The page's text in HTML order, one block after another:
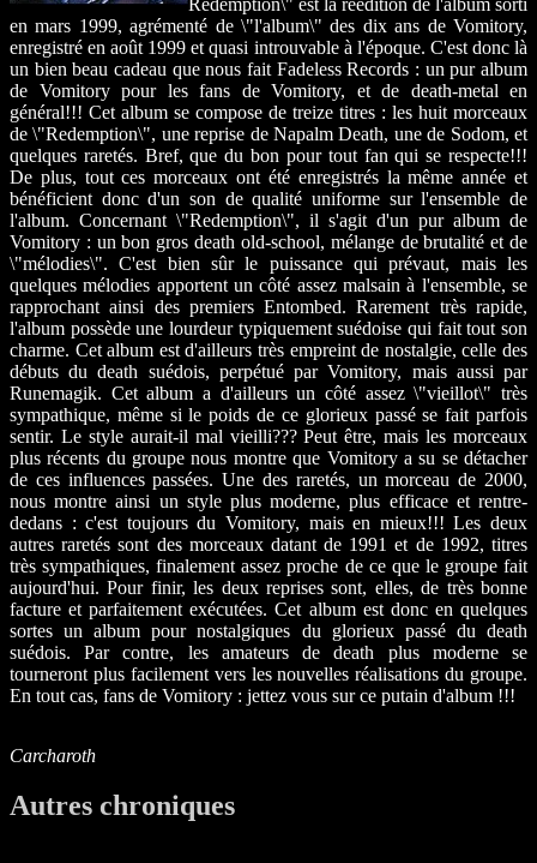
en mars 1999, agrémenté de \"l'album\" des dix ans de Vomitory,
enregistré en août 1999 et quasi introuvable à l'époque. C'est donc là
un bien beau cadeau que nous fait Fadeless Records : un pur album
de Vomitory pour les fans de Vomitory, et de death-metal en
général!!! Cet album se compose de treize titres : les huit morceaux
de \"Redemption\", une reprise de Napalm Death, une de Sodom, et
quelques raretés. Bref, que du bon pour tout fan qui se respecte!!!
De plus, tout ces morceaux ont été enregistrés la même année et
bénéficient donc d'un son de qualité uniforme sur l'ensemble de
l'album. Concernant \"Redemption\", il s'agit d'un pur album de
Vomitory : un bon gros death old-school, mélange de brutalité et de
\"mélodies\". C'est bien sûr le puissance qui prévaut, mais les
quelques mélodies apportent un côté assez malsain à l'ensemble, se
rapprochant ainsi des premiers Entombed. Rarement très rapide,
l'album possède une lourdeur typiquement suédoise qui fait tout son
charme. Cet album est d'ailleurs très empreint de nostalgie, celle des
débuts du death suédois, perpétué par Vomitory, mais aussi par
Runemagik. Cet album a d'ailleurs un côté assez \"vieillot\" très
sympathique, même si le poids de ce glorieux passé se fait parfois
sentir. Le style aurait-il mal vieilli??? Peut être, mais les morceaux
plus récents du groupe nous montre que Vomitory a su se détacher
de ces influences passées. Une des raretés, un morceau de 2000,
nous montre ainsi un style plus moderne, plus efficace et rentre-
dedans : c'est toujours du Vomitory, mais en mieux!!! Les deux
autres raretés sont des morceaux datant de 1991 et de 1992, titres
très sympathiques, finalement assez proche de ce que le groupe fait
aujourd'hui. Pour finir, les deux reprises sont, elles, de très bonne
facture et parfaitement exécutées. Cet album est donc en quelques
sortes un album pour nostalgiques du glorieux passé du death
suédois. Par contre, les amateurs de death plus moderne se
tourneront plus facilement vers les nouvelles réalisations du groupe.
En tout cas, fans de Vomitory : jettez vous sur ce putain d'album !!!
Carcharoth
Autres chroniques